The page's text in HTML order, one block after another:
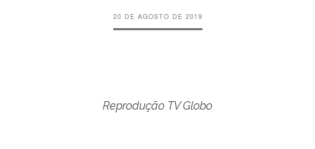
20 DE AGOSTO DE 2019
Reprodução TV Globo